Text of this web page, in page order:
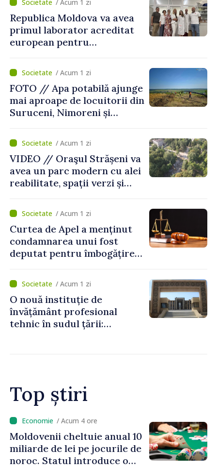
/ Acum 1 zi
Republica Moldova va avea
primul laborator acreditat
european pentru
viței-de-vie
/ Acum 1 zi
FOTO // Apa potabilă ajunge
mai aproape de locuitorii din
Suruceni, Nimoreni și
/ Acum 1 zi
VIDEO // Oraşul Strășeni va
avea un parc modern cu alei
reabilitate, spații verzi și
/ Acum 1 zi
Curtea de Apel a menținut
condamnarea unui fost
deputat pentru îmbogățire
statului peste 2,4 milioane
de lei
/ Acum 1 zi
O nouă instituție de
învățământ profesional
tehnic în sudul țării:
Top știri
/ Acum 3 ore
Energocom: Deficit de
energie electrică în orele de
vârf; consumatorii sunt